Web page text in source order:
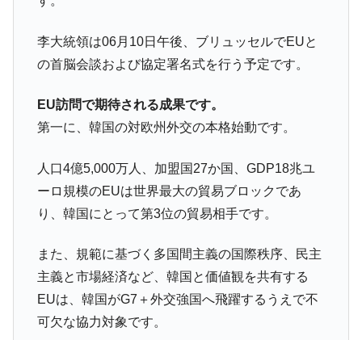
李大統領は06月10日午後、ブリュッセルでEUと
の首脳会談および協定署名式を行う予定です。
EU訪問で期待される成果です。
第一に、韓国の対欧州外交の本格始動です。
人口4億5,000万人、加盟国27か国、GDP18兆ユ
ーロ規模のEUは世界最大の貿易ブロックであ
り、韓国にとって第3位の貿易相手です。
また、規範に基づく多国間主義の国際秩序、民主
主義と市場経済など、韓国と価値観を共有する
EUは、韓国がG7＋外交強国へ飛躍するうえで不
可欠な協力対象です。